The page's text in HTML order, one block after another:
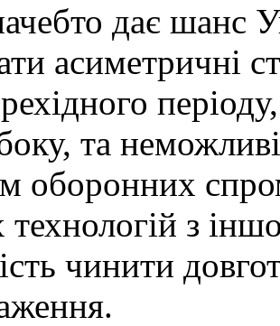
дає шанс
асиметричні
та
оборонних
з
чинити